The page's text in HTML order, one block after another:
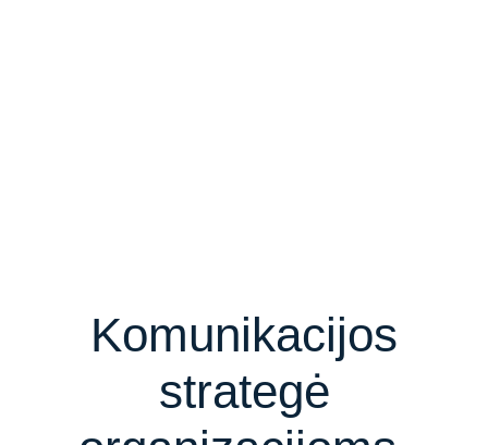
Komunikacijos
strategė